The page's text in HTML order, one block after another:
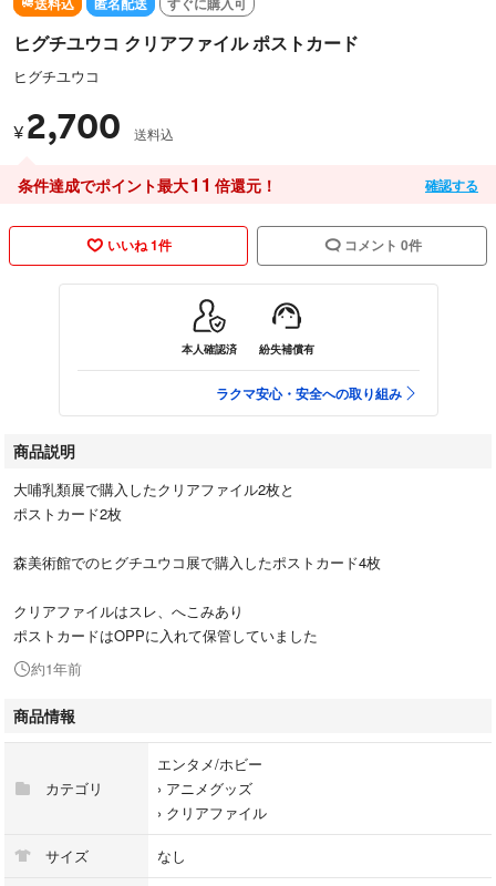
ヒグチユウコ クリアファイル ポストカード
ヒグチユウコ
¥ 2,700 送料込
条件達成でポイント最大11 倍還元！ 確認する
いいね 1件 コメント 0件
本人確認済 紛失補償有
ラクマ安心・安全への取り組み
商品説明
大哺乳類展で購入したクリアファイル2枚と
ポストカード2枚
森美術館でのヒグチユウコ展で購入したポストカード4枚
クリアファイルはスレ、へこみあり
ポストカードはOPPに入れて保管していました
約1年前
商品情報
カテゴリ
エンタメ/ホビー
› アニメグッズ
› クリアファイル
サイズ なし